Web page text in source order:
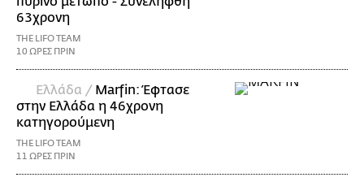
63χρονη
THE LIFO TEAM
10 ΩΡΕΣ ΠΡΙΝ
Ελλάδα / Marfin: Έφτασε
στην Ελλάδα η 46χρονη
κατηγορούμενη
THE LIFO TEAM
11 ΩΡΕΣ ΠΡΙΝ